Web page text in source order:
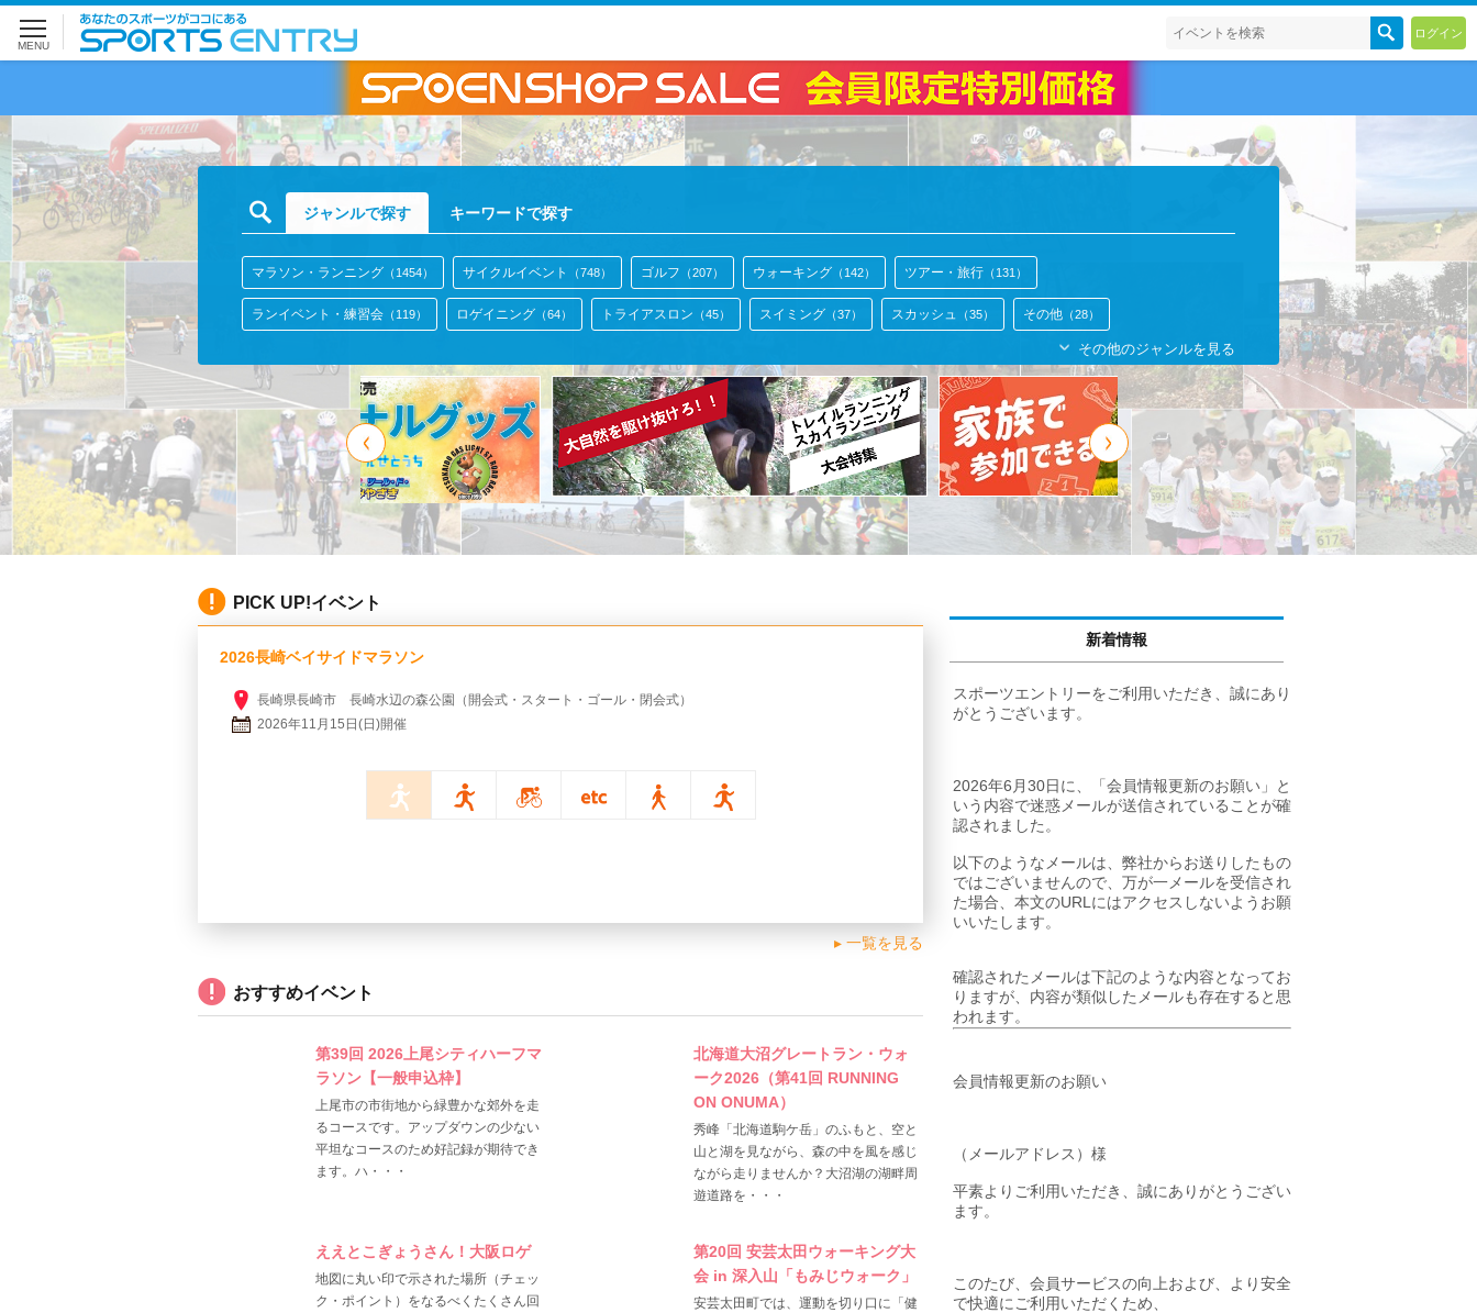
MENU
ログイン
ジャンルで探す キーワードで探す
マラソン・ランニング （1454） サイクルイベント （748） ゴルフ （207） ウォーキング （142） ツアー・旅行 （131）
ランイベント・練習会 （119） ロゲイニング （64） トライアスロン （45） スイミング （37） スカッシュ （35） その他 （28）
（4） スイミング（4）
アウトドア BMX（3） SUP & SURF （3） モータースポーツ （3） フェンシング（2） アウトドア （1） テニス （1） 野球 （1）
その他のジャンルを見る
PICK UP!イベント
2026長崎ベイサイドマラソン
長崎県長崎市 長崎水辺の森公園（開会式・スタート・ゴール・閉会式）
2026年11月15日(日)開催
東京都青梅市 日本陸連公認マラソンコース
2027年2月21日(日)開催
一覧を見る
おすすめイベント
第39回 2026上尾シティハーフマ
ラソン【一般申込枠】
上尾市の市街地から緑豊かな郊外を走
るコースです。アップダウンの少ない
平坦なコースのため好記録が期待でき
ます。ハ・・・
北海道大沼グレートラン・ウォ
ーク2026（第41回 RUNNING
ON ONUMA）
秀峰「北海道駒ケ岳」のふもと、空と
山と湖を見ながら、森の中を風を感じ
ながら走りませんか？大沼湖の湖畔周
遊道路を・・・
ええとこぎょうさん！大阪ロゲ
地図に丸い印で示された場所（チェッ
ク・ポイント）をなるべくたくさん回
第20回 安芸太田ウォーキング大
会 in 深入山「もみじウォーク」
安芸太田町では、運動を切り口に「健
新着情報
スポーツエントリーをご利用いただき、誠にあり
がとうございます。
2026年6月30日に、「会員情報更新のお願い」と
いう内容で迷惑メールが送信されていることが確
認されました。
以下のようなメールは、弊社からお送りしたもの
ではございませんので、万が一メールを受信され
た場合、本文のURLにはアクセスしないようお願
いいたします。
確認されたメールは下記のような内容となってお
りますが、内容が類似したメールも存在すると思
われます。
会員情報更新のお願い
（メールアドレス）様
平素よりご利用いただき、誠にありがとうござい
ます。
このたび、会員サービスの向上および、より安全
で快適にご利用いただくため、